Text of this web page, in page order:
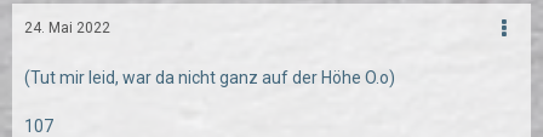
24. Mai 2022
(Tut mir leid, war da nicht ganz auf der Höhe O.o)
107